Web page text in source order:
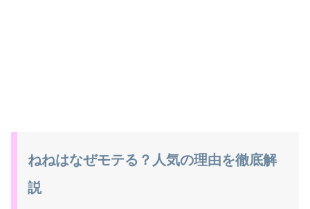
ねねはなぜモテる？人気の理由を徹底解
説